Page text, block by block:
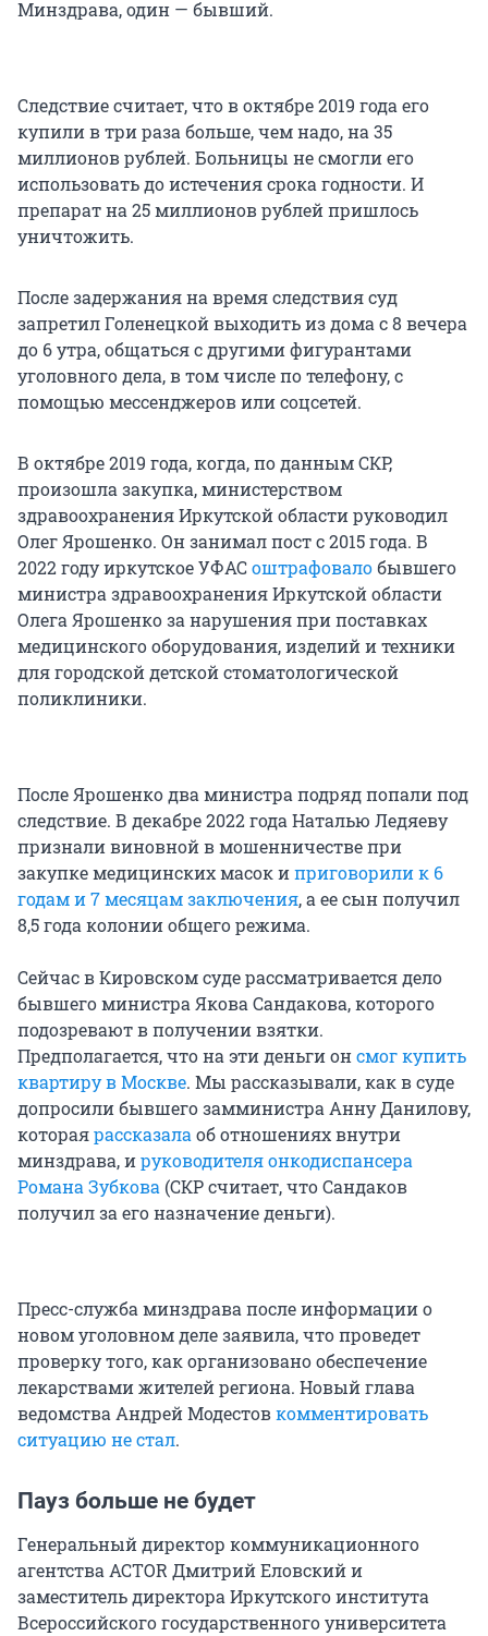
Минздрава, один — бывший.
Следствие считает, что в октябре 2019 года его
купили в три раза больше, чем надо, на 35
миллионов рублей. Больницы не смогли его
использовать до истечения срока годности. И
препарат на 25 миллионов рублей пришлось
уничтожить.
После задержания на время следствия суд
запретил Голенецкой выходить из дома с 8 вечера
до 6 утра, общаться с другими фигурантами
уголовного дела, в том числе по телефону, с
помощью мессенджеров или соцсетей.
В октябре 2019 года, когда, по данным СКР,
произошла закупка, министерством
здравоохранения Иркутской области руководил
Олег Ярошенко. Он занимал пост с 2015 года. В
2022 году иркутское УФАСоштрафовалобывшего
министра здравоохранения Иркутской области
Олега Ярошенко за нарушения при поставках
медицинского оборудования, изделий и техники
для городской детской стоматологической
поликлиники.
После Ярошенко два министра подряд попали под
следствие. В декабре 2022 года Наталью Ледяеву
признали виновной в мошенничестве при
закупке медицинских масок иприговорили к 6
годам и 7 месяцам заключения, а ее сын получил
8,5 года колонии общего режима.
Сейчас в Кировском суде рассматривается дело
бывшего министра Якова Сандакова, которого
подозревают в получении взятки.
Предполагается, что на эти деньги онсмог купить
квартиру в Москве. Мы рассказывали, как в суде
допросили бывшего замминистра Анну Данилову,
котораярассказалаоб отношениях внутри
минздрава, ируководителя онкодиспансера
Романа Зубкова (СКР считает, что Сандаков
получил за его назначение деньги).
Пресс-служба минздрава после информации о
новом уголовном деле заявила, что проведет
проверку того, как организовано обеспечение
лекарствами жителей региона. Новый глава
ведомства Андрей Модестовкомментировать
ситуацию не стал.
Пауз больше не будет
Генеральный директор коммуникационного
агентства ACTOR Дмитрий Еловский и
заместитель директора Иркутского института
Всероссийского государственного университета